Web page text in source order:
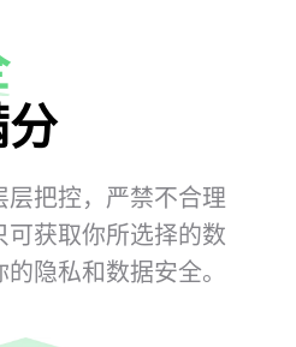
把控，严禁不合理
可获取你所选择的数
隐私和数据安⁠全。